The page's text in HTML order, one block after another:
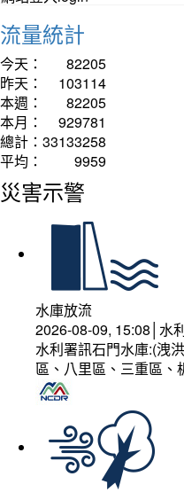
流量統計
今天：
82205
昨天：
103114
本週：
82205
本月：
929781
總計： 33133258
平均：
9959
災害示警
水庫放流
2026-08-09, 15:08│水
水利署訊石門水庫:(洩
區、八里區、三重區